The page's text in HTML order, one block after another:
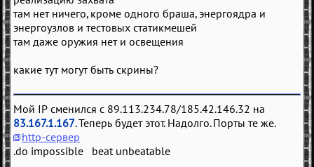
там нет ничего, кроме одного браша, энергоядра и
энергоузлов и тестовых статикмешей
там даже оружия нет и освещения
какие тут могут быть скрины?
Мой IP сменился с 89.113.234.78/185.42.146.32 на
83.167.1.167. Теперь будет этот. Надолго. Порты те же.
http-сервер
.do impossible beat unbeatable